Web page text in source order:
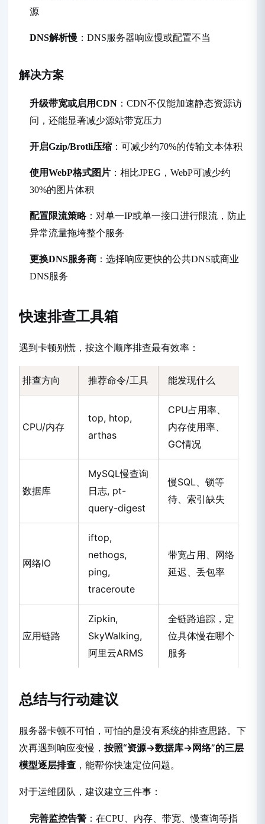
源
DNS解析慢 ：DNS服务器响应慢或配置不当
解决方案
升级带宽或启用CDN ：CDN不仅能加速静态资源访
问，还能显著减少源站带宽压力
开启Gzip/Brotli压缩 ：可减少约70%的传输文本体积
使用WebP格式图片 ：相比JPEG，WebP可减少约
30%的图片体积
配置限流策略：对单一IP或单一接口进行限流，防止
异常流量拖垮整个服务
更换DNS服务商 ：选择响应更快的公共DNS或商业
DNS服务
快速排查工具箱
遇到卡顿别慌，按这个顺序排查最有效率：
排查方向 推荐命令/工具 能发现什么
CPU/内存
top, htop,
arthas
CPU占用率、
内存使用率、
GC情况
数据库
MySQL慢查询
日志, pt-
query-digest
慢SQL、锁等
待、索引缺失
网络IO
iftop,
nethogs,
ping,
traceroute
带宽占用、网络
延迟、丢包率
应用链路
Zipkin,
SkyWalking,
阿里云ARMS
全链路追踪，定
位具体慢在哪个
服务
总结与行动建议
服务器卡顿不可怕，可怕的是没有系统的排查思路。下
次再遇到响应变慢， 按照“资源→数据库→网络”的三层
模型逐层排查 ，能帮你快速定位问题。
对于运维团队，建议建立三件事：
完善监控告警 ：在CPU、内存、带宽、慢查询等指